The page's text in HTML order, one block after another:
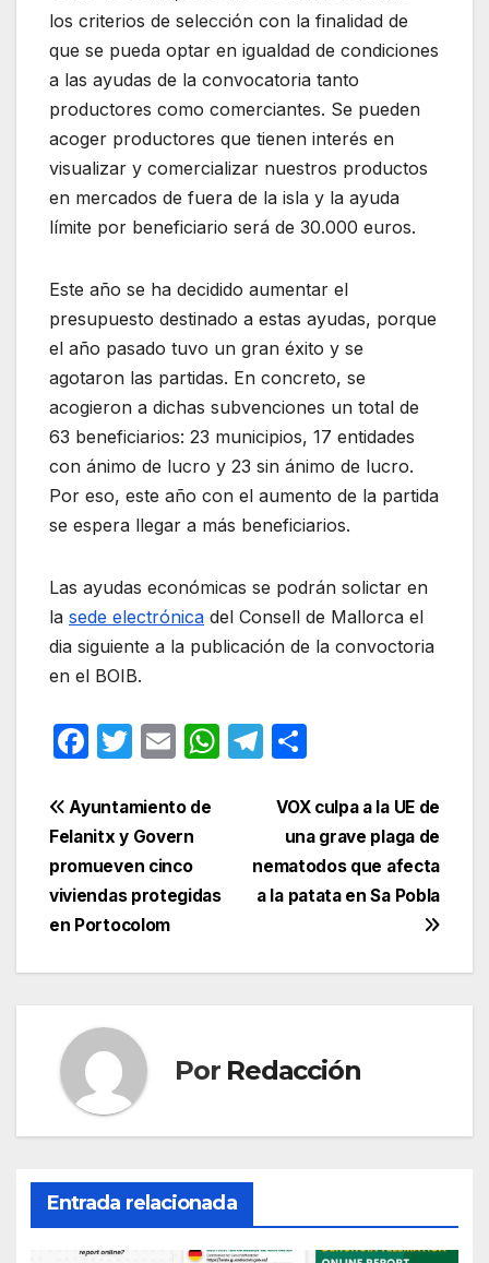
los criterios de selección con la finalidad de
que se pueda optar en igualdad de condiciones
a las ayudas de la convocatoria tanto
productores como comerciantes. Se pueden
acoger productores que tienen interés en
visualizar y comercializar nuestros productos
en mercados de fuera de la isla y la ayuda
límite por beneficiario será de 30.000 euros.
Este año se ha decidido aumentar el
presupuesto destinado a estas ayudas, porque
el año pasado tuvo un gran éxito y se
agotaron las partidas. En concreto, se
acogieron a dichas subvenciones un total de
63 beneficiarios: 23 municipios, 17 entidades
con ánimo de lucro y 23 sin ánimo de lucro.
Por eso, este año con el aumento de la partida
se espera llegar a más beneficiarios.
Las ayudas económicas se podrán solictar en
la sede electrónica del Consell de Mallorca el
dia siguiente a la publicación de la convoctoria
en el BOIB.
F
c
e
b
o
k
T
itt
er
E
ail
W
p
T
e
gr
a
m
m
p
ar
tir
Navegación
de
entradas
VOX culpa a la UE de
una grave plaga de
nematodos que afecta
a la patata en Sa Pobla
Ayuntamiento de
Felanitx y Govern
promueven cinco
viviendas protegidas
en Portocolom
Por Redacción
Entrada relacionada